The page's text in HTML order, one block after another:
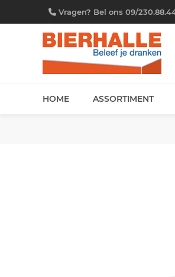
Vragen? Bel ons 09/
HOME ASSORTIMENT